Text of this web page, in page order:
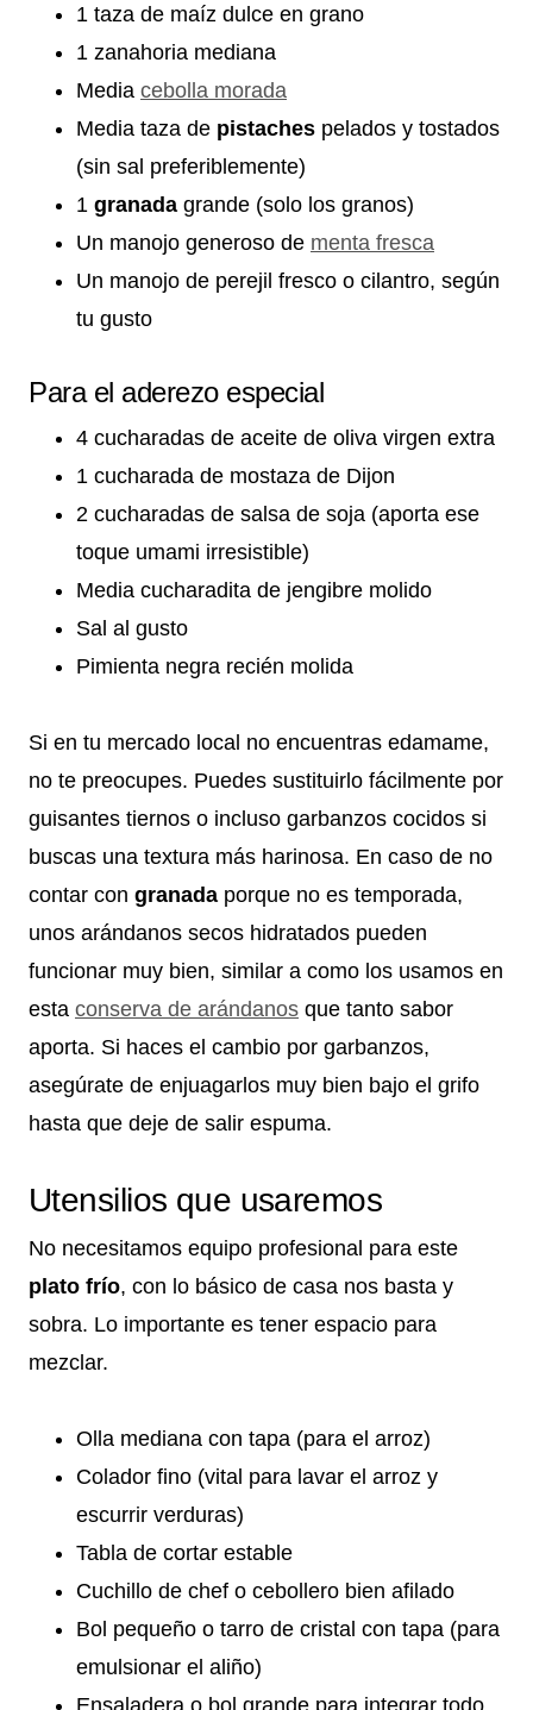
1 taza de maíz dulce en grano
1 zanahoria mediana
Media cebolla morada
Media taza de pistaches pelados y tostados
(sin sal preferiblemente)
1 granada grande (solo los granos)
Un manojo generoso de menta fresca
Un manojo de perejil fresco o cilantro, según
tu gusto
Para el aderezo especial
4 cucharadas de aceite de oliva virgen extra
1 cucharada de mostaza de Dijon
2 cucharadas de salsa de soja (aporta ese
toque umami irresistible)
Media cucharadita de jengibre molido
Sal al gusto
Pimienta negra recién molida
Si en tu mercado local no encuentras edamame,
no te preocupes. Puedes sustituirlo fácilmente por
guisantes tiernos o incluso garbanzos cocidos si
buscas una textura más harinosa. En caso de no
contar con granada porque no es temporada,
unos arándanos secos hidratados pueden
funcionar muy bien, similar a como los usamos en
esta conserva de arándanos que tanto sabor
aporta. Si haces el cambio por garbanzos,
asegúrate de enjuagarlos muy bien bajo el grifo
hasta que deje de salir espuma.
Utensilios que usaremos
No necesitamos equipo profesional para este
plato frío, con lo básico de casa nos basta y
sobra. Lo importante es tener espacio para
mezclar.
Olla mediana con tapa (para el arroz)
Colador fino (vital para lavar el arroz y
escurrir verduras)
Tabla de cortar estable
Cuchillo de chef o cebollero bien afilado
Bol pequeño o tarro de cristal con tapa (para
emulsionar el aliño)
Ensaladera o bol grande para integrar todo